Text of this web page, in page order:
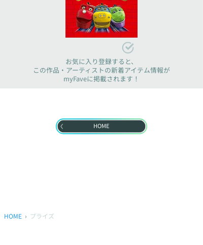
お気に入り登録すると、
この作品・アーティストの新着アイテム情報が
myFaveに掲載されます！
HOME
HOME プライズ